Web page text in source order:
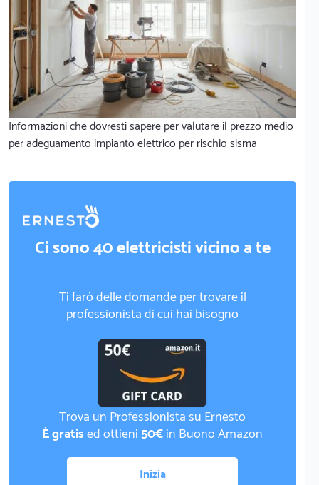
Informazioni che dovresti sapere per valutare il prezzo medio
per adeguamento impianto elettrico per rischio sisma
Ci sono 40 elettricisti vicino a te
Ti farò delle domande per trovare il
professionista di cui hai bisogno
Trova un Professionista su Ernesto
È gratised ottieni50€in Buono Amazon
Inizia